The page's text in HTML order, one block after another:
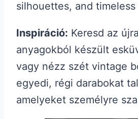
Inspiráció: Keresd az
anyagokból készült
vagy nézz szét vintage
egyedi, régi darabokat
amelyeket személyre